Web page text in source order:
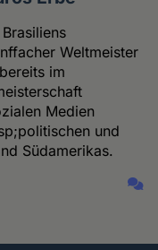
Weltmeister
im
Medien
und
Südamerikas.